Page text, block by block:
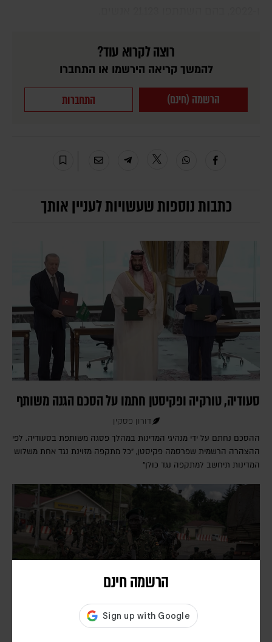
הרשמה חינם
רוצה לקרוא עוד?
להמשך קריאה הירשמו או התחברו
הרשמה (חינם) התחברות
כתבות נוספות שעשויות לעניין אותך
סעודיה, טורקיה ופקיסטן חתמו על הסכם הגנה משותף
דורון פסקין
ההסכם נחתם על ידי מנהיגי המדינות במהלך פסגה משותפת בסעודיה. לפי
ההצהרה הרשמית שפרסמה פקיסטן, "כל מתקפה מזוינת נגד אחת משלוש
המדינות תיחשב למתקפה נגד כולן"